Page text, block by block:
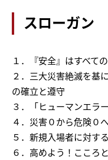
スローガン
１．『安全』はすべて
２．三大災害絶滅を基
の確立と遵守
３．「ヒューマンエラ
４．災害０から危険０
５．新規入場者に対す
６．高めよう！こころ